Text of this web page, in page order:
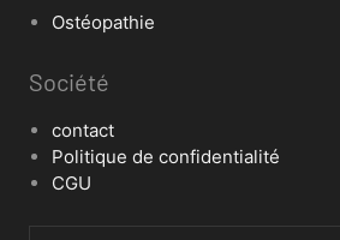
Ostéopathie
Société
contact
Politique de confidentialité
CGU